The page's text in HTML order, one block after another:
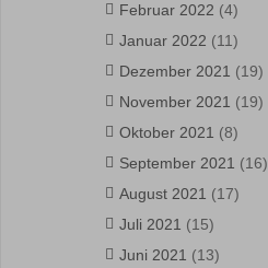
Februar 2022 (4)
Januar 2022 (11)
Dezember 2021 (19)
November 2021 (19)
Oktober 2021 (8)
September 2021 (16)
August 2021 (17)
Juli 2021 (15)
Juni 2021 (13)